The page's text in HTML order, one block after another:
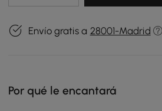
Envío gratis a 28001-Madrid
Por qué le encantará